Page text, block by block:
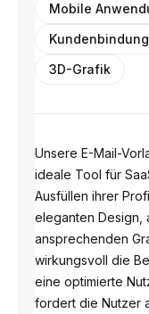
Entworfen
Mobile
3D-Grafik
Unsere E-Mail-
ideale Tool für
Ausfüllen ihrer
eleganten Design,
ansprechenden
wirkungsvoll die
eine optimierte
fordert die Nutzer